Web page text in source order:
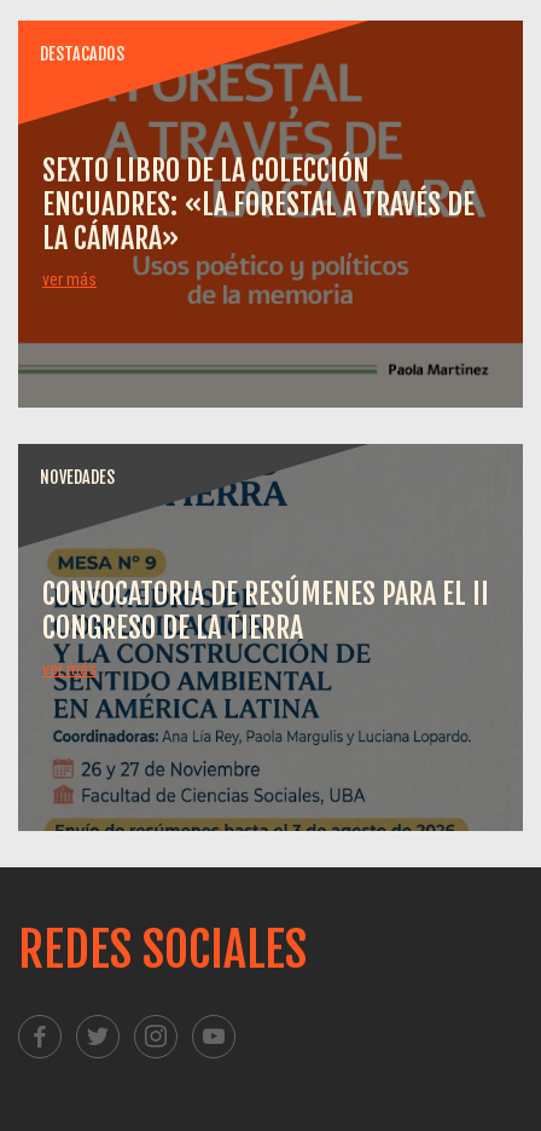
DESTACADOS
SEXTO LIBRO DE LA COLECCIÓN
ENCUADRES: «LA FORESTAL A TRAVÉS DE
LA CÁMARA»
ver más
NOVEDADES
CONVOCATORIA DE RESÚMENES PARA EL II
CONGRESO DE LA TIERRA
ver más
REDES SOCIALES